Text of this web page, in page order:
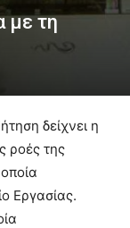
με τη
δείχνει η
ροές της
Εργασίας.